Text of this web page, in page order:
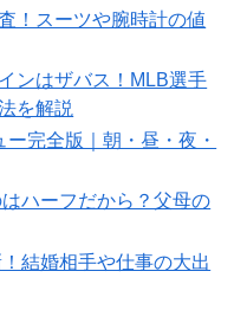
！スーツや腕時計の値
ンはザバス！MLB選手
を解説
完全版｜朝・昼・夜・
ハーフだから？父母の
結婚相手や仕事の大出